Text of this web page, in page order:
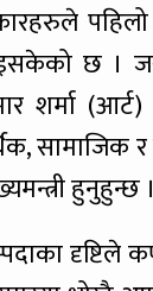
छ ।
शर्मा
सामाजिक
हुनुहुन्छ ।
दृष्टिले